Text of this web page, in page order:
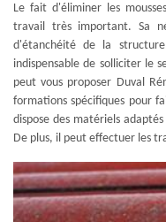
Le fait d'éliminer les
travail très important. Sa
d'étanchéité de la
indispensable de solliciter le
peut vous proposer Duval
formations spécifiques pour
dispose des matériels
De plus, il peut effectuer les